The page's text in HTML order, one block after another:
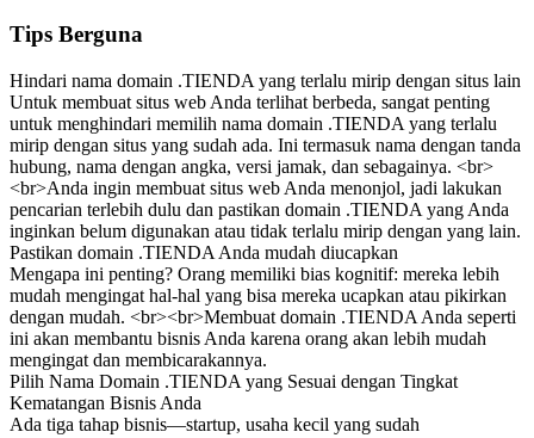
Tips Berguna
Hindari nama domain .TIENDA yang terlalu mirip dengan situs lain
Untuk membuat situs web Anda terlihat berbeda, sangat penting
untuk menghindari memilih nama domain .TIENDA yang terlalu
mirip dengan situs yang sudah ada. Ini termasuk nama dengan tanda
hubung, nama dengan angka, versi jamak, dan sebagainya. <br>
<br>Anda ingin membuat situs web Anda menonjol, jadi lakukan
pencarian terlebih dulu dan pastikan domain .TIENDA yang Anda
inginkan belum digunakan atau tidak terlalu mirip dengan yang lain.
Pastikan domain .TIENDA Anda mudah diucapkan
Mengapa ini penting? Orang memiliki bias kognitif: mereka lebih
mudah mengingat hal-hal yang bisa mereka ucapkan atau pikirkan
dengan mudah. <br><br>Membuat domain .TIENDA Anda seperti
ini akan membantu bisnis Anda karena orang akan lebih mudah
mengingat dan membicarakannya.
Pilih Nama Domain .TIENDA yang Sesuai dengan Tingkat
Kematangan Bisnis Anda
Ada tiga tahap bisnis—startup, usaha kecil yang sudah